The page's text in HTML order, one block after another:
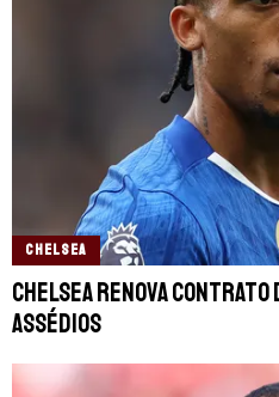
CHELSEA
Chelsea renova contrato
assédios